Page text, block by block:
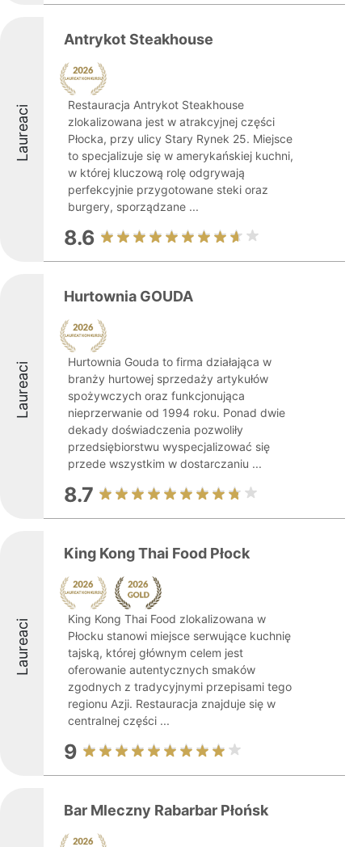
Laureaci
Antrykot Steakhouse
Restauracja Antrykot Steakhouse
zlokalizowana jest w atrakcyjnej części
Płocka, przy ulicy Stary Rynek 25. Miejsce
to specjalizuje się w amerykańskiej kuchni,
w której kluczową rolę odgrywają
perfekcyjnie przygotowane steki oraz
burgery, sporządzane ...
8.6
Laureaci
Hurtownia GOUDA
Hurtownia Gouda to firma działająca w
branży hurtowej sprzedaży artykułów
spożywczych oraz funkcjonująca
nieprzerwanie od 1994 roku. Ponad dwie
dekady doświadczenia pozwoliły
przedsiębiorstwu wyspecjalizować się
przede wszystkim w dostarczaniu ...
8.7
Laureaci
King Kong Thai Food Płock
King Kong Thai Food zlokalizowana w
Płocku stanowi miejsce serwujące kuchnię
tajską, której głównym celem jest
oferowanie autentycznych smaków
zgodnych z tradycyjnymi przepisami tego
regionu Azji. Restauracja znajduje się w
centralnej części ...
9
Bar Mleczny Rabarbar Płońsk